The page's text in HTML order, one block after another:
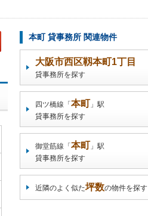
本町 貸事務所 関連物件
大阪市西区靱本町1丁目
貸事務所を探す
四ツ橋線「 本町 」駅
貸事務所を探す
御堂筋線「 本町 」駅
貸事務所を探す
近隣のよく似た坪数の物件を探す